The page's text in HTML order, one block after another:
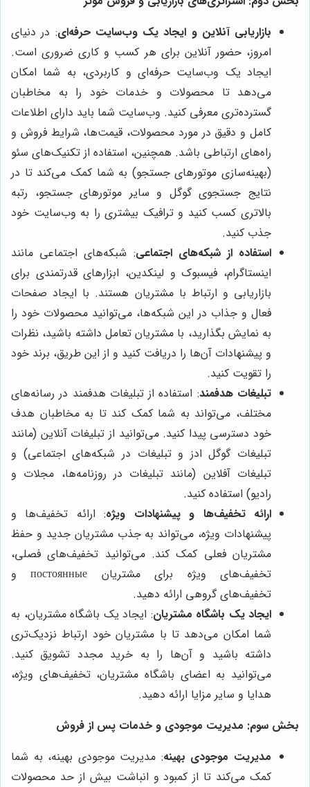
بازاریابی آنلاین و ایجاد یک وب‌سایت حرفه‌ای: در دنیای
امروز، حضور آنلاین برای هر کسب و کاری ضروری است.
ایجاد یک وب‌سایت حرفه‌ای و کاربردی، به شما امکان
می‌دهد تا محصولات و خدمات خود را به مخاطبان
گسترده‌تری معرفی کنید. وب‌سایت شما باید دارای اطلاعات
کامل و دقیق در مورد محصولات، قیمت‌ها، شرایط فروش و
راه‌های ارتباطی باشد. همچنین، استفاده از تکنیک‌های سئو
(بهینه‌سازی موتورهای جستجو) به شما کمک می‌کند تا در
نتایج جستجوی گوگل و سایر موتورهای جستجو، رتبه
بالاتری کسب کنید و ترافیک بیشتری را به وب‌سایت خود
جذب کنید.
استفاده از شبکه‌های اجتماعی: شبکه‌های اجتماعی مانند
اینستاگرام، فیسبوک و لینکدین، ابزارهای قدرتمندی برای
بازاریابی و ارتباط با مشتریان هستند. با ایجاد صفحات
فعال و جذاب در این شبکه‌ها، می‌توانید محصولات خود را
به نمایش بگذارید، با مشتریان تعامل داشته باشید، نظرات
و پیشنهادات آن‌ها را دریافت کنید و از این طریق، برند خود
را تقویت کنید.
تبلیغات هدفمند: استفاده از تبلیغات هدفمند در رسانه‌های
مختلف، می‌تواند به شما کمک کند تا به مخاطبان هدف
خود دسترسی پیدا کنید. می‌توانید از تبلیغات آنلاین (مانند
تبلیغات گوگل ادز و تبلیغات در شبکه‌های اجتماعی) و
تبلیغات آفلاین (مانند تبلیغات در روزنامه‌ها، مجلات و
رادیو) استفاده کنید.
ارائه تخفیف‌ها و پیشنهادات ویژه: ارائه تخفیف‌ها و
پیشنهادات ویژه، می‌تواند به جذب مشتریان جدید و حفظ
مشتریان فعلی کمک کند. می‌توانید تخفیف‌های فصلی،
تخفیف‌های ویژه برای مشتریان постоянные و
تخفیف‌های گروهی ارائه دهید.
ایجاد یک باشگاه مشتریان: ایجاد یک باشگاه مشتریان، به
شما امکان می‌دهد تا با مشتریان خود ارتباط نزدیک‌تری
داشته باشید و آن‌ها را به خرید مجدد تشویق کنید.
می‌توانید به اعضای باشگاه مشتریان، تخفیف‌های ویژه،
هدایا و سایر مزایا ارائه دهید.
بخش سوم: مدیریت موجودی و خدمات پس از فروش
مدیریت موجودی بهینه: مدیریت موجودی بهینه، به شما
کمک می‌کند تا از کمبود و انباشت بیش از حد محصولات